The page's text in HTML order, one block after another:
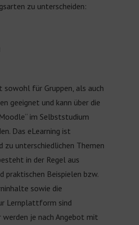
zu unterscheiden:
sowohl für Gruppen, als auch
geeignet und kann über die
im Selbststudium
Das eLearning ist
zu unterschiedlichen Themen
in der Regel aus
praktischen Beispielen bzw.
sowie die
Lernplattform sind
werden je nach Angebot mit